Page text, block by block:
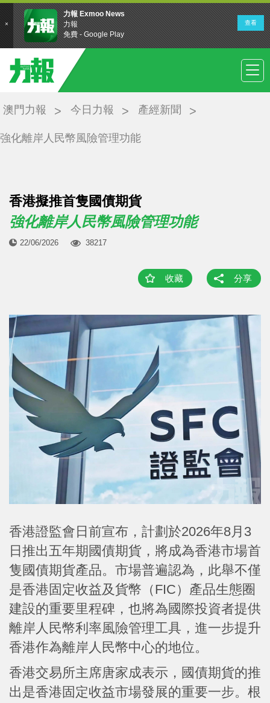
澳門力報 今日力報 產經新聞
強化離岸人民幣風險管理功能
香港擬推首隻國債期貨
強化離岸人民幣風險管理功能
22/06/2026 38217
收藏 分享
香港證監會日前宣布，計劃於2026年8月3
日推出五年期國債期貨，將成為香港市場首
隻國債期貨產品。市場普遍認為，此舉不僅
是香港固定收益及貨幣（FIC）產品生態圈
建設的重要里程碑，也將為國際投資者提供
離岸人民幣利率風險管理工具，進一步提升
香港作為離岸人民幣中心的地位。
香港交易所主席唐家成表示，國債期貨的推
出是香港固定收益市場發展的重要一步。根